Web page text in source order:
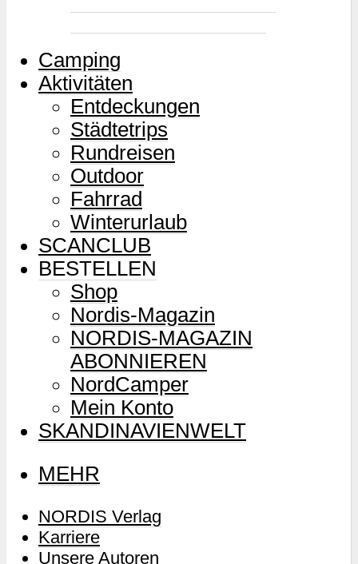
Camping
Aktivitäten
Entdeckungen
Städtetrips
Rundreisen
Outdoor
Fahrrad
Winterurlaub
SCANCLUB
BESTELLEN
Shop
Nordis-Magazin
NORDIS-MAGAZIN
ABONNIEREN
NordCamper
Mein Konto
SKANDINAVIENWELT
MEHR
NORDIS Verlag
Karriere
Unsere Autoren